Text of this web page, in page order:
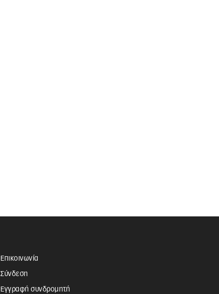
Επικοινωνία
Σύνδεση
Εγγραφή συνδρομητή